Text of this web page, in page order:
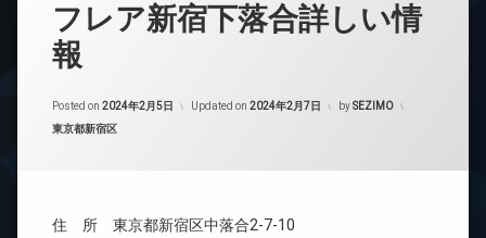
フレア新宿下落合詳しい情
報
Posted on 2024年2月5日 Updated on 2024年2月7日 bySEZIMO
カテゴリー:
東京都新宿区
住 所 東京都新宿区中落合2-7-10